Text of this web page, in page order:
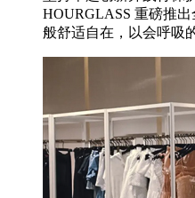
HOURGLASS 重磅推
般舒适自在，以会呼吸